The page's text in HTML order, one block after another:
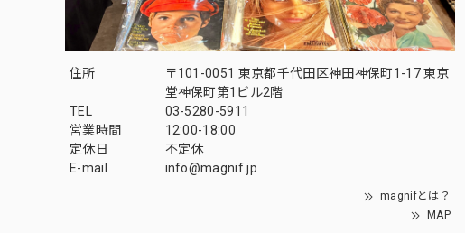
住所
〒101-0051 東京都千代田区神田神保町1-17 東京
堂神保町第1ビル2階
TEL
03-5280-5911
営業時間
12:00-18:00
定休日
不定休
E-mail
info@magnif.jp
magnifとは？
MAP